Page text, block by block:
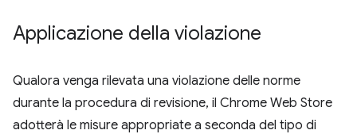
Applicazione della violazione
Qualora venga rilevata una violazione delle norme
durante la procedura di revisione, il Chrome Web Store
adotterà le misure appropriate a seconda del tipo di